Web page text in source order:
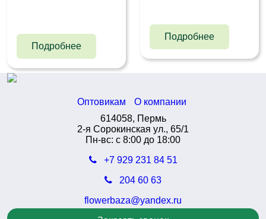
Подробнее
Подробнее
Оптовикам
О компании
614058, Пермь
2-я Сорокинская ул., 65/1
Пн-вс: с 8:00 до 18:00
+7 929 231 84 51
204 60 63
flowerbaza@yandex.ru